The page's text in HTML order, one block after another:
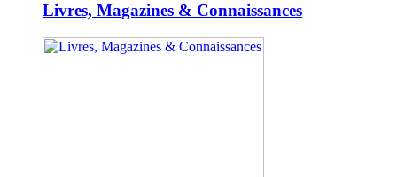
Livres, Magazines & Connaissances